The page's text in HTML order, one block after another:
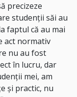
precizeze
studenții săi au
faptul că au mai
act normativ
nu au fost
în lucru, dar
mei, am
și practic, nu